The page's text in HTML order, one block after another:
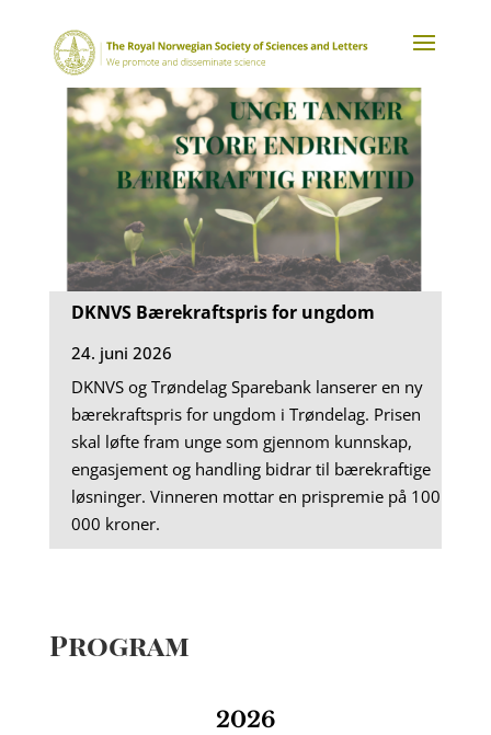
DKNVS Bærekraftspris for ungdom
24. juni 2026
DKNVS og Trøndelag Sparebank lanserer en ny
bærekraftspris for ungdom i Trøndelag. Prisen
skal løfte fram unge som gjennom kunnskap,
engasjement og handling bidrar til bærekraftige
løsninger. Vinneren mottar en prispremie på 100
000 kroner.
Program
2026